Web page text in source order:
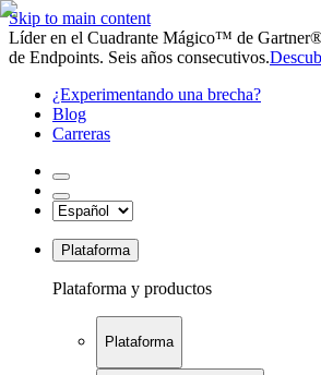
Skip to main content
Líder en el Cuadrante Mágico™ de
de Endpoints. Seis años consecutivos.
¿Experimentando una brecha?
Blog
Carreras
Plataforma
Plataforma y productos
Plataforma